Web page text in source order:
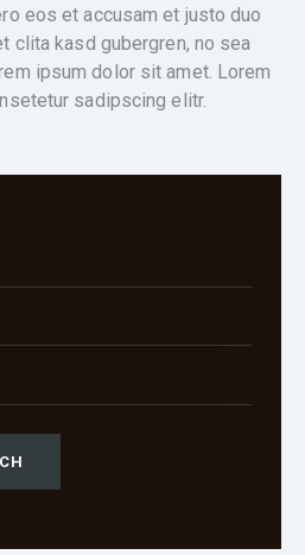
eos et accusam et justo duo
clita kasd gubergren, no sea
ipsum dolor sit amet. Lorem
sadipscing elitr.